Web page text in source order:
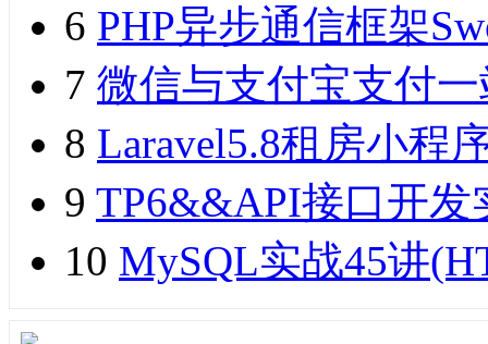
6 PHP异步通信框架
7 微信与支付宝支付
8 Laravel5.8租房小程
9 TP6&&API接口开发
10 MySQL实战45讲